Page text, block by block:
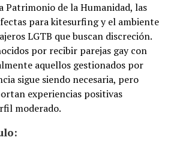
Patrimonio de la Humanidad, las
para kitesurfing y el ambiente
LGTB que buscan discreción.
por recibir parejas gay con
aquellos gestionados por
sigue siendo necesaria, pero
experiencias positivas
moderado.